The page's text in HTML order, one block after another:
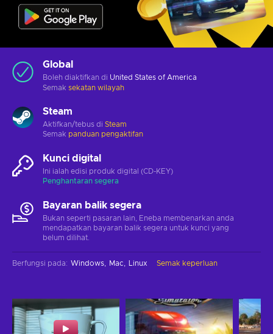
Global
Boleh diaktifkan di United States of America
Semak sekatan wilayah
Steam
Aktifkan/tebus di Steam
Semak panduan pengaktifan
Kunci digital
Ini ialah edisi produk digital (CD-KEY)
Penghantaran segera
Bayaran balik segera
Bukan seperti pasaran lain, Eneba membenarkan anda
mendapatkan bayaran balik segera untuk kunci yang
belum dilihat.
Berfungsi pada: Windows Mac Linux Semak keperluan